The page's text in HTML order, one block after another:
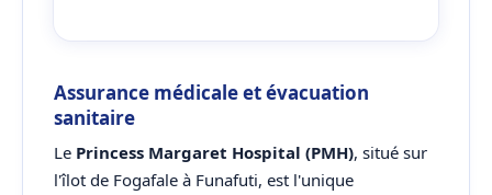
Assurance médicale et évacuation
sanitaire
Le Princess Margaret Hospital (PMH), situé sur
l'îlot de Fogafale à Funafuti, est l'unique